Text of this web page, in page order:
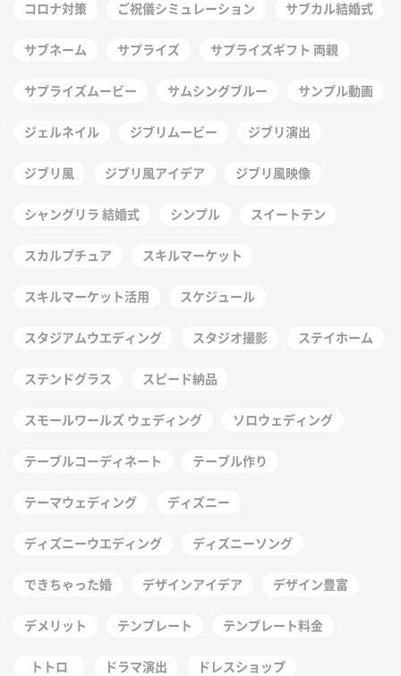
コロナ対策 ご祝儀シミュレーション サブカル結婚式
サブネーム サプライズ サプライズギフト 両親
サプライズムービー サムシングブルー サンプル動画
ジェルネイル ジブリムービー ジブリ演出
ジブリ風 ジブリ風アイデア ジブリ風映像
シャングリラ 結婚式 シンプル スイートテン
スカルプチュア スキルマーケット
スキルマーケット活用 スケジュール
スタジアムウエディング スタジオ撮影 ステイホーム
ステンドグラス スピード納品
スモールワールズ ウェディング ソロウェディング
テーブルコーディネート テーブル作り
テーマウェディング ディズニー
ディズニーウエディング ディズニーソング
できちゃった婚 デザインアイデア デザイン豊富
デメリット テンプレート テンプレート料金
トトロ ドラマ演出 ドレスショップ